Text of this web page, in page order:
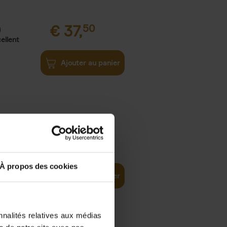
À propos des cookies
relatives aux médias
€ 37,50
Ajouter au panier
world 29,99
Ajouter au panier